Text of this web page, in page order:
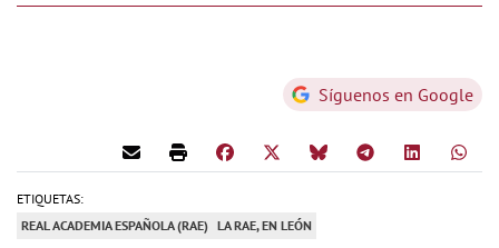
Síguenos en Google
ETIQUETAS:
REAL ACADEMIA ESPAÑOLA (RAE) LA RAE, EN LEÓN